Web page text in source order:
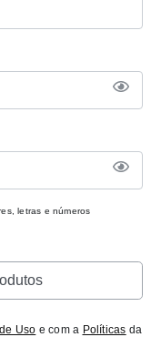
letras e números
Uso e com a Políticas da